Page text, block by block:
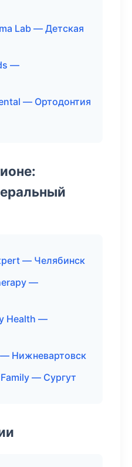
Lab — Детская
—
— Ортодонтия
— Челябинск
—
Health —
Нижневартовск
— Сургут